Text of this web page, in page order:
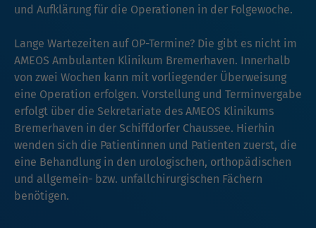
und Aufklärung für die Operationen in der Folgewoche.
Lange Wartezeiten auf OP-Termine? Die gibt es nicht im
AMEOS Ambulanten Klinikum Bremerhaven. Innerhalb
von zwei Wochen kann mit vorliegender Überweisung
eine Operation erfolgen. Vorstellung und Terminvergabe
erfolgt über die Sekretariate des AMEOS Klinikums
Bremerhaven in der Schiffdorfer Chaussee. Hierhin
wenden sich die Patientinnen und Patienten zuerst, die
eine Behandlung in den urologischen, orthopädischen
und allgemein- bzw. unfallchirurgischen Fächern
benötigen.